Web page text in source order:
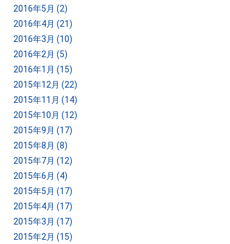
2016年5月 (2)
2016年4月 (21)
2016年3月 (10)
2016年2月 (5)
2016年1月 (15)
2015年12月 (22)
2015年11月 (14)
2015年10月 (12)
2015年9月 (17)
2015年8月 (8)
2015年7月 (12)
2015年6月 (4)
2015年5月 (17)
2015年4月 (17)
2015年3月 (17)
2015年2月 (15)